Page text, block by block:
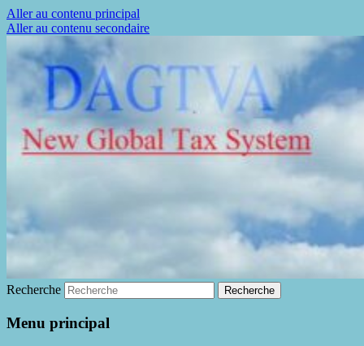
Aller au contenu principal
Aller au contenu secondaire
DAGTVA
La fin de la fraude à la TVA
Recherche
Menu principal